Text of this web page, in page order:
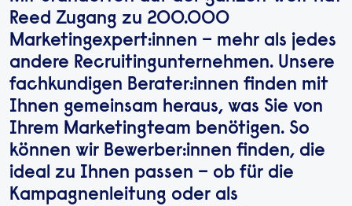
Reed Zugang zu 200.000
Marketingexpert:innen – mehr als jedes
andere Recruitingunternehmen. Unsere
fachkundigen Berater:innen finden mit
Ihnen gemeinsam heraus, was Sie von
Ihrem Marketingteam benötigen. So
können wir Bewerber:innen finden, die
ideal zu Ihnen passen – ob für die
Kampagnenleitung oder als